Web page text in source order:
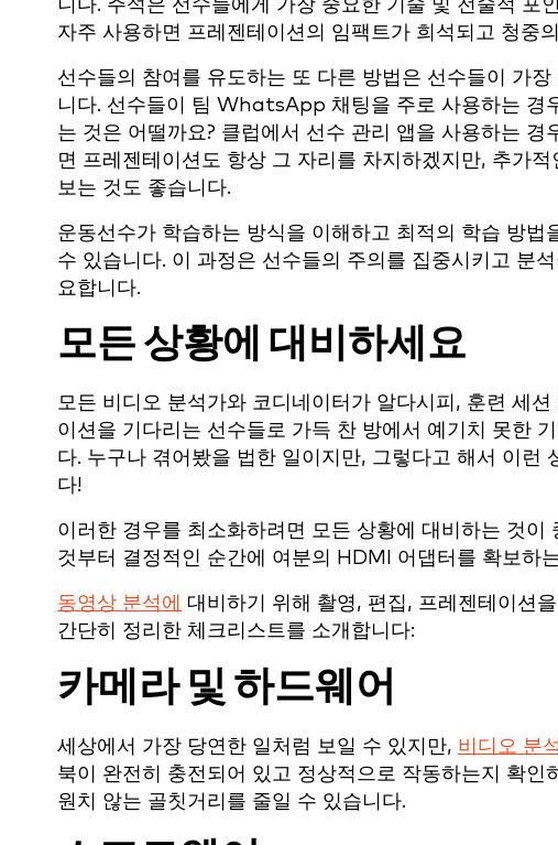
니다. 주석은 선수들에게 가장 중요한 기술 및 전술적 포
자주 사용하면 프레젠테이션의 임팩트가 희석되고 청중
선수들의 참여를 유도하는 또 다른 방법은 선수들이 가
니다. 선수들이 팀 WhatsApp 채팅을 주로 사용하는 경
는 것은 어떨까요? 클럽에서 선수 관리 앱을 사용하는
면 프레젠테이션도 항상 그 자리를 차지하겠지만, 추가
보는 것도 좋습니다.
운동선수가 학습하는 방식을 이해하고 최적의 학습 방
수 있습니다. 이 과정은 선수들의 주의를 집중시키고 분
요합니다.
모든 상황에 대비하세요
모든 비디오 분석가와 코디네이터가 알다시피, 훈련 세
이션을 기다리는 선수들로 가득 찬 방에서 예기치 못한
다. 누구나 겪어봤을 법한 일이지만, 그렇다고 해서 이런
다!
이러한 경우를 최소화하려면 모든 상황에 대비하는 것
것부터 결정적인 순간에 여분의 HDMI 어댑터를 확보하
동영상 분석에
대비하기 위해 촬영, 편집, 프레젠테이션
간단히 정리한 체크리스트를 소개합니다:
카메라 및 하드웨어
세상에서 가장 당연한 일처럼 보일 수 있지만, 비디오 분
북이 완전히 충전되어 있고 정상적으로 작동하는지 확인
원치 않는 골칫거리를 줄일 수 있습니다.